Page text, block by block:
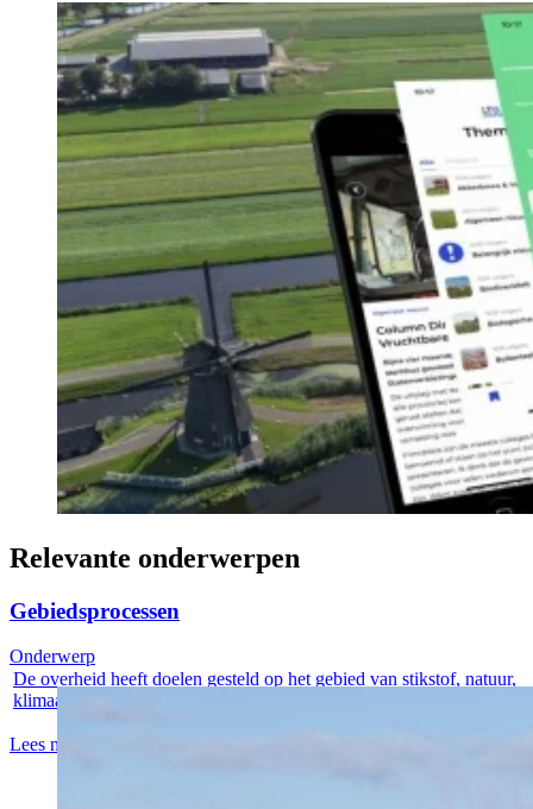
Relevante onderwerpen
Gebiedsprocessen
De overheid heeft doelen gesteld op het gebied van stikstof, natuur,
klimaat...
Lees meer
Onderwerp